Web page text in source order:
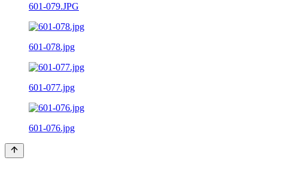
601-079.JPG
601-078.jpg
601-077.jpg
601-076.jpg